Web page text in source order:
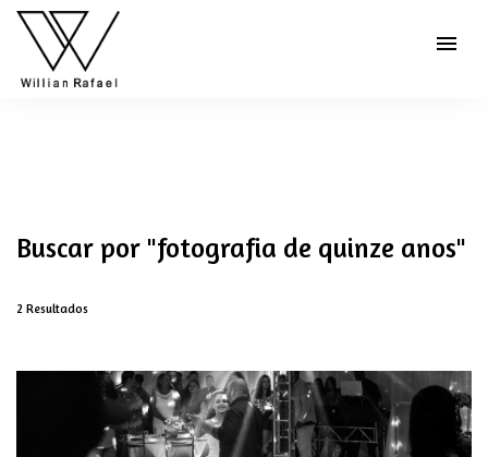
menu
Buscar por "fotografia de quinze anos"
2 Resultados